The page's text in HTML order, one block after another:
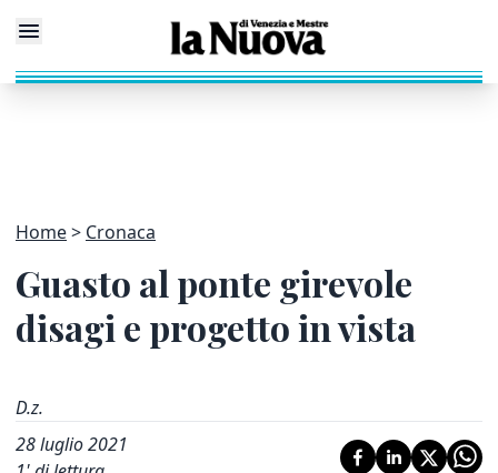
Home Cronaca
Guasto al ponte girevole
disagi e progetto in vista
D.z.
28 luglio 2021